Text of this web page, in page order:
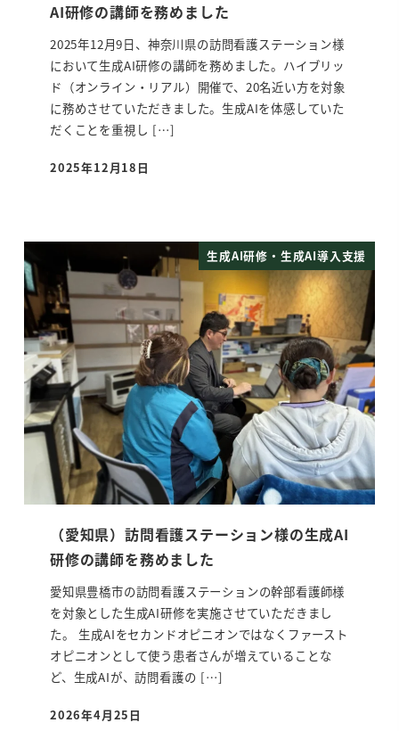
AI研修の講師を務めました
2025年12月9日、神奈川県の訪問看護ステーション様
において生成AI研修の講師を務めました。ハイブリッ
ド（オンライン・リアル）開催で、20名近い方を対象
に務めさせていただきました。生成AIを体感していた
だくことを重視し […]
投稿日
2025年12月18日
生成AI研修・生成AI導入支援
（愛知県）訪問看護ステーション様の生成AI
研修の講師を務めました
愛知県豊橋市の訪問看護ステーションの幹部看護師様
を対象とした生成AI研修を実施させていただきまし
た。 生成AIをセカンドオピニオンではなくファースト
オピニオンとして使う患者さんが増えていることな
ど、生成AIが、訪問看護の […]
投稿日
2026年4月25日